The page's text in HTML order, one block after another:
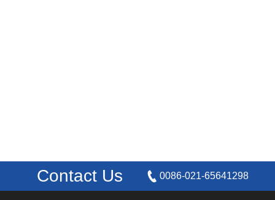
Contact Us 0086-021-65641298